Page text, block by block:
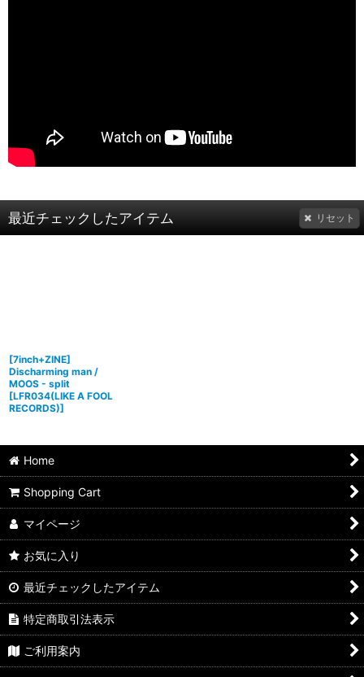
最近チェックしたアイテム リセット
[7inch+ZINE]
Discharming man /
MOOS - split
[LFR034(LIKE A FOOL
RECORDS)]
Home
Shopping Cart
マイページ
お気に入り
最近チェックしたアイテム
特定商取引法表示
ご利用案内